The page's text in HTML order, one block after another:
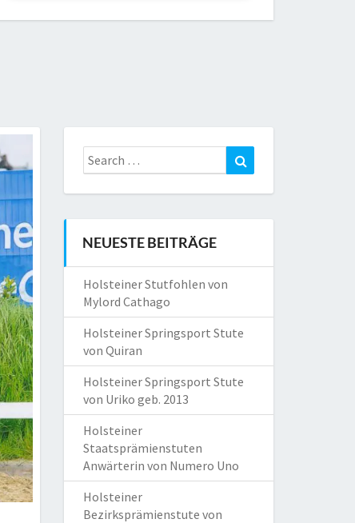
Search
for:
NEUESTE BEITRÄGE
Holsteiner Stutfohlen von
Mylord Cathago
Holsteiner Springsport Stute
von Quiran
Holsteiner Springsport Stute
von Uriko geb. 2013
Holsteiner
Staatsprämienstuten
Anwärterin von Numero Uno
Holsteiner
Bezirksprämienstute von